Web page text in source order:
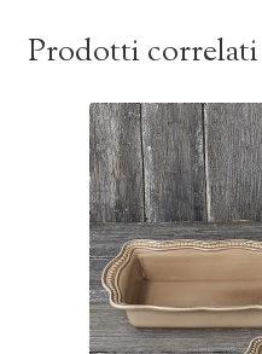
Prodotti correlati